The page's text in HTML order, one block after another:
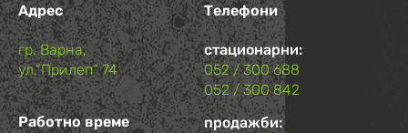
Адрес
гр. Варна,
ул.“Прилеп“ 74
Работно време
Телефони
стационарни:
052 / 300 688
052 / 300 842
продажби: